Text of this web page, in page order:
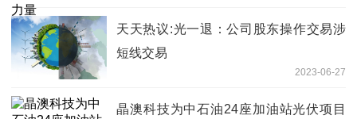
天天热议:光一退：公司股东操作交易涉
短线交易
2023-06-27
晶澳科技为中石油24座加油站光伏项目